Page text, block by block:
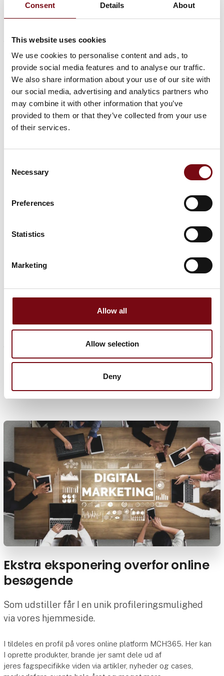
Consent Details About
This website uses cookies
We use cookies to personalise content and ads, to
provide social media features and to analyse our traffic.
We also share information about your use of our site with
our social media, advertising and analytics partners who
may combine it with other information that you’ve
provided to them or that they’ve collected from your use
of their services.
Selection
Necessary
Preferences
Statistics
Marketing
Allow all
Allow selection
Deny
"Derfor udstiller vi på HI-
messen"
Se videoen og bliv inspireret af andre udstillere
Accepter marketing-cookies for at se denne video.
Ekstra eksponering overfor online
besøgende
Som udstiller får I en unik profileringsmulighed
via vores hjemmeside.
I tildeles en profil på vores online platform MCH365. Her kan
I oprette produkter, brande jer samt dele ud af
jeres fagspecifikke viden via artikler, nyheder og cases,